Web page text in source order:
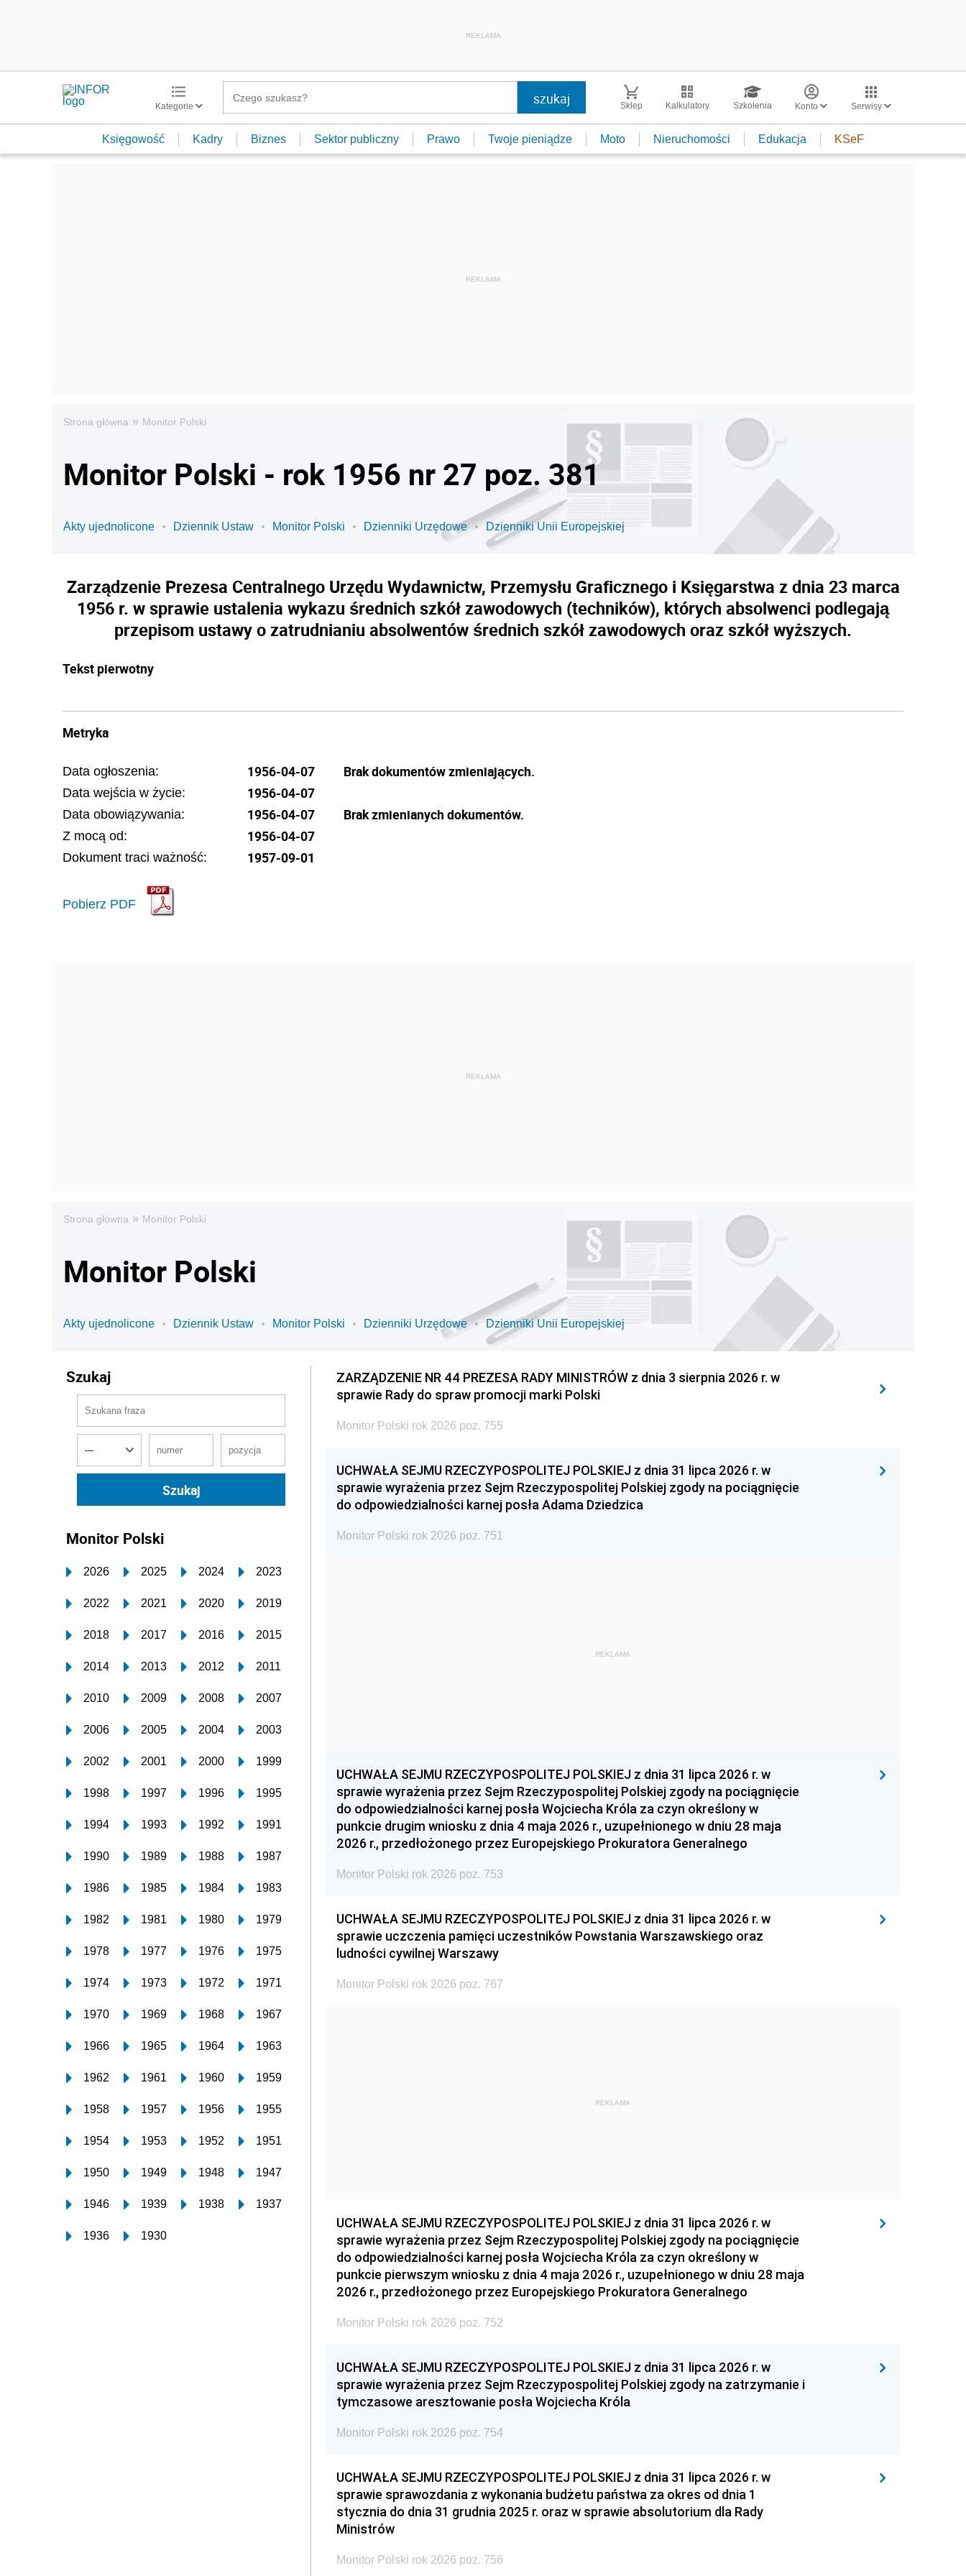
REKLAMA
Kategorie Sklep Kalkulatory Szkolenia Konto Serwisy
Księgowość Kadry Biznes Sektor publiczny Prawo Twoje pieniądze Moto Nieruchomości Edukacja KSeF
Strona główna » Monitor Polski
Monitor Polski - rok 1956 nr 27 poz. 381
Akty ujednolicone Dziennik Ustaw Monitor Polski Dzienniki Urzędowe Dzienniki Unii Europejskiej
Zarządzenie Prezesa Centralnego Urzędu Wydawnictw, Przemysłu Graficznego i Księgarstwa z dnia 23 marca
1956 r. w sprawie ustalenia wykazu średnich szkół zawodowych (techników), których absolwenci podlegają
przepisom ustawy o zatrudnianiu absolwentów średnich szkół zawodowych oraz szkół wyższych.
Tekst pierwotny
Metryka
Data ogłoszenia: 1956-04-07
Data wejścia w życie: 1956-04-07
Data obowiązywania: 1956-04-07
Z mocą od: 1956-04-07
Dokument traci ważność: 1957-09-01
Pobierz PDF
Brak dokumentów zmieniających.
Brak zmienianych dokumentów.
Strona główna » Monitor Polski
Monitor Polski
Akty ujednolicone Dziennik Ustaw Monitor Polski Dzienniki Urzędowe Dzienniki Unii Europejskiej
Szukaj
Monitor Polski
2026 2025 2024 2023
2022 2021 2020 2019
2018 2017 2016 2015
2014 2013 2012 2011
2010 2009 2008 2007
2006 2005 2004 2003
2002 2001 2000 1999
1998 1997 1996 1995
1994 1993 1992 1991
1990 1989 1988 1987
1986 1985 1984 1983
1982 1981 1980 1979
1978 1977 1976 1975
1974 1973 1972 1971
1970 1969 1968 1967
1966 1965 1964 1963
1962 1961 1960 1959
1958 1957 1956 1955
1954 1953 1952 1951
1950 1949 1948 1947
1946 1939 1938 1937
1936 1930
ZARZĄDZENIE NR 44 PREZESA RADY MINISTRÓW z dnia 3 sierpnia 2026 r. w
sprawie Rady do spraw promocji marki Polski
Monitor Polski rok 2026 poz. 755
UCHWAŁA SEJMU RZECZYPOSPOLITEJ POLSKIEJ z dnia 31 lipca 2026 r. w
sprawie wyrażenia przez Sejm Rzeczypospolitej Polskiej zgody na pociągnięcie
do odpowiedzialności karnej posła Adama Dziedzica
Monitor Polski rok 2026 poz. 751
REKLAMA
UCHWAŁA SEJMU RZECZYPOSPOLITEJ POLSKIEJ z dnia 31 lipca 2026 r. w
sprawie wyrażenia przez Sejm Rzeczypospolitej Polskiej zgody na pociągnięcie
do odpowiedzialności karnej posła Wojciecha Króla za czyn określony w
punkcie drugim wniosku z dnia 4 maja 2026 r., uzupełnionego w dniu 28 maja
2026 r., przedłożonego przez Europejskiego Prokuratora Generalnego
Monitor Polski rok 2026 poz. 753
UCHWAŁA SEJMU RZECZYPOSPOLITEJ POLSKIEJ z dnia 31 lipca 2026 r. w
sprawie uczczenia pamięci uczestników Powstania Warszawskiego oraz
ludności cywilnej Warszawy
Monitor Polski rok 2026 poz. 767
REKLAMA
UCHWAŁA SEJMU RZECZYPOSPOLITEJ POLSKIEJ z dnia 31 lipca 2026 r. w
sprawie wyrażenia przez Sejm Rzeczypospolitej Polskiej zgody na pociągnięcie
do odpowiedzialności karnej posła Wojciecha Króla za czyn określony w
punkcie pierwszym wniosku z dnia 4 maja 2026 r., uzupełnionego w dniu 28 maja
2026 r., przedłożonego przez Europejskiego Prokuratora Generalnego
Monitor Polski rok 2026 poz. 752
UCHWAŁA SEJMU RZECZYPOSPOLITEJ POLSKIEJ z dnia 31 lipca 2026 r. w
sprawie wyrażenia przez Sejm Rzeczypospolitej Polskiej zgody na zatrzymanie i
tymczasowe aresztowanie posła Wojciecha Króla
Monitor Polski rok 2026 poz. 754
UCHWAŁA SEJMU RZECZYPOSPOLITEJ POLSKIEJ z dnia 31 lipca 2026 r. w
sprawie sprawozdania z wykonania budżetu państwa za okres od dnia 1
stycznia do dnia 31 grudnia 2025 r. oraz w sprawie absolutorium dla Rady
Ministrów
Monitor Polski rok 2026 poz. 756